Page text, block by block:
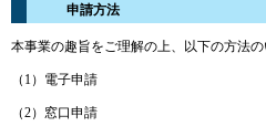
申請方法
本事業の趣旨をご理解の上、以下の方法
（1）電子申請
（2）窓口申請